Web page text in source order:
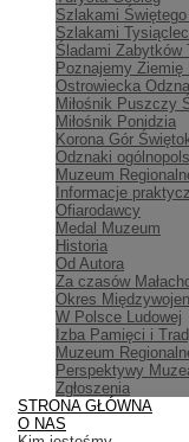
Szlakami Świętego
Szlakami
Śladami Zabytków
Poznajemy Ziemię
Ostrowiecka
Miłośnik Puszczy
Miłośnik Ponidzia
Korona Gór
Odznaki
Muzeum
Informacje
Ofiarodawcy
Medal Muzeum
Historia
Od Autora
Za czasów
Okres
W Polsce Ludowej
Izba Pamięci i
Muzeum
Perspektywy
Zgłoszenia
STRONA GŁÓWNA
O NAS